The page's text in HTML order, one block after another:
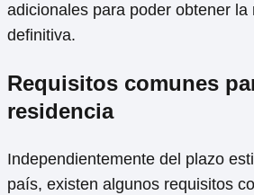
adicionales para poder obtener
definitiva.
Requisitos comunes
residencia
Independientemente del plazo
país, existen algunos requisitos